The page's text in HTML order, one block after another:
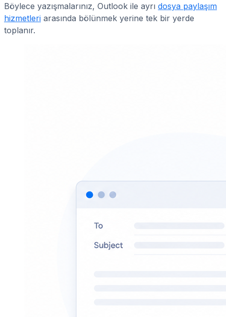
Böylece yazışmalarınız, Outlook ile ayrı dosya paylaşım
hizmetleri arasında bölünmek yerine tek bir yerde
toplanır.